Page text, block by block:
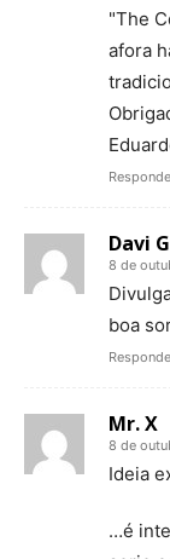
"The
afora
Davi
8 de
boa
Mr. X
8 de
Ideia
…é